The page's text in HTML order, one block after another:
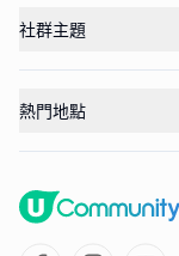
社群主題
熱門地點